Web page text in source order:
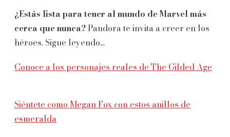
¿Estás lista para tener al mundo de Marvel más
cerca que nunca? Pandora te invita a creer en los
héroes. Sigue leyendo...
Conoce a los personajes reales de The Gilded Age
Siéntete como Megan Fox con estos anillos de
esmeralda